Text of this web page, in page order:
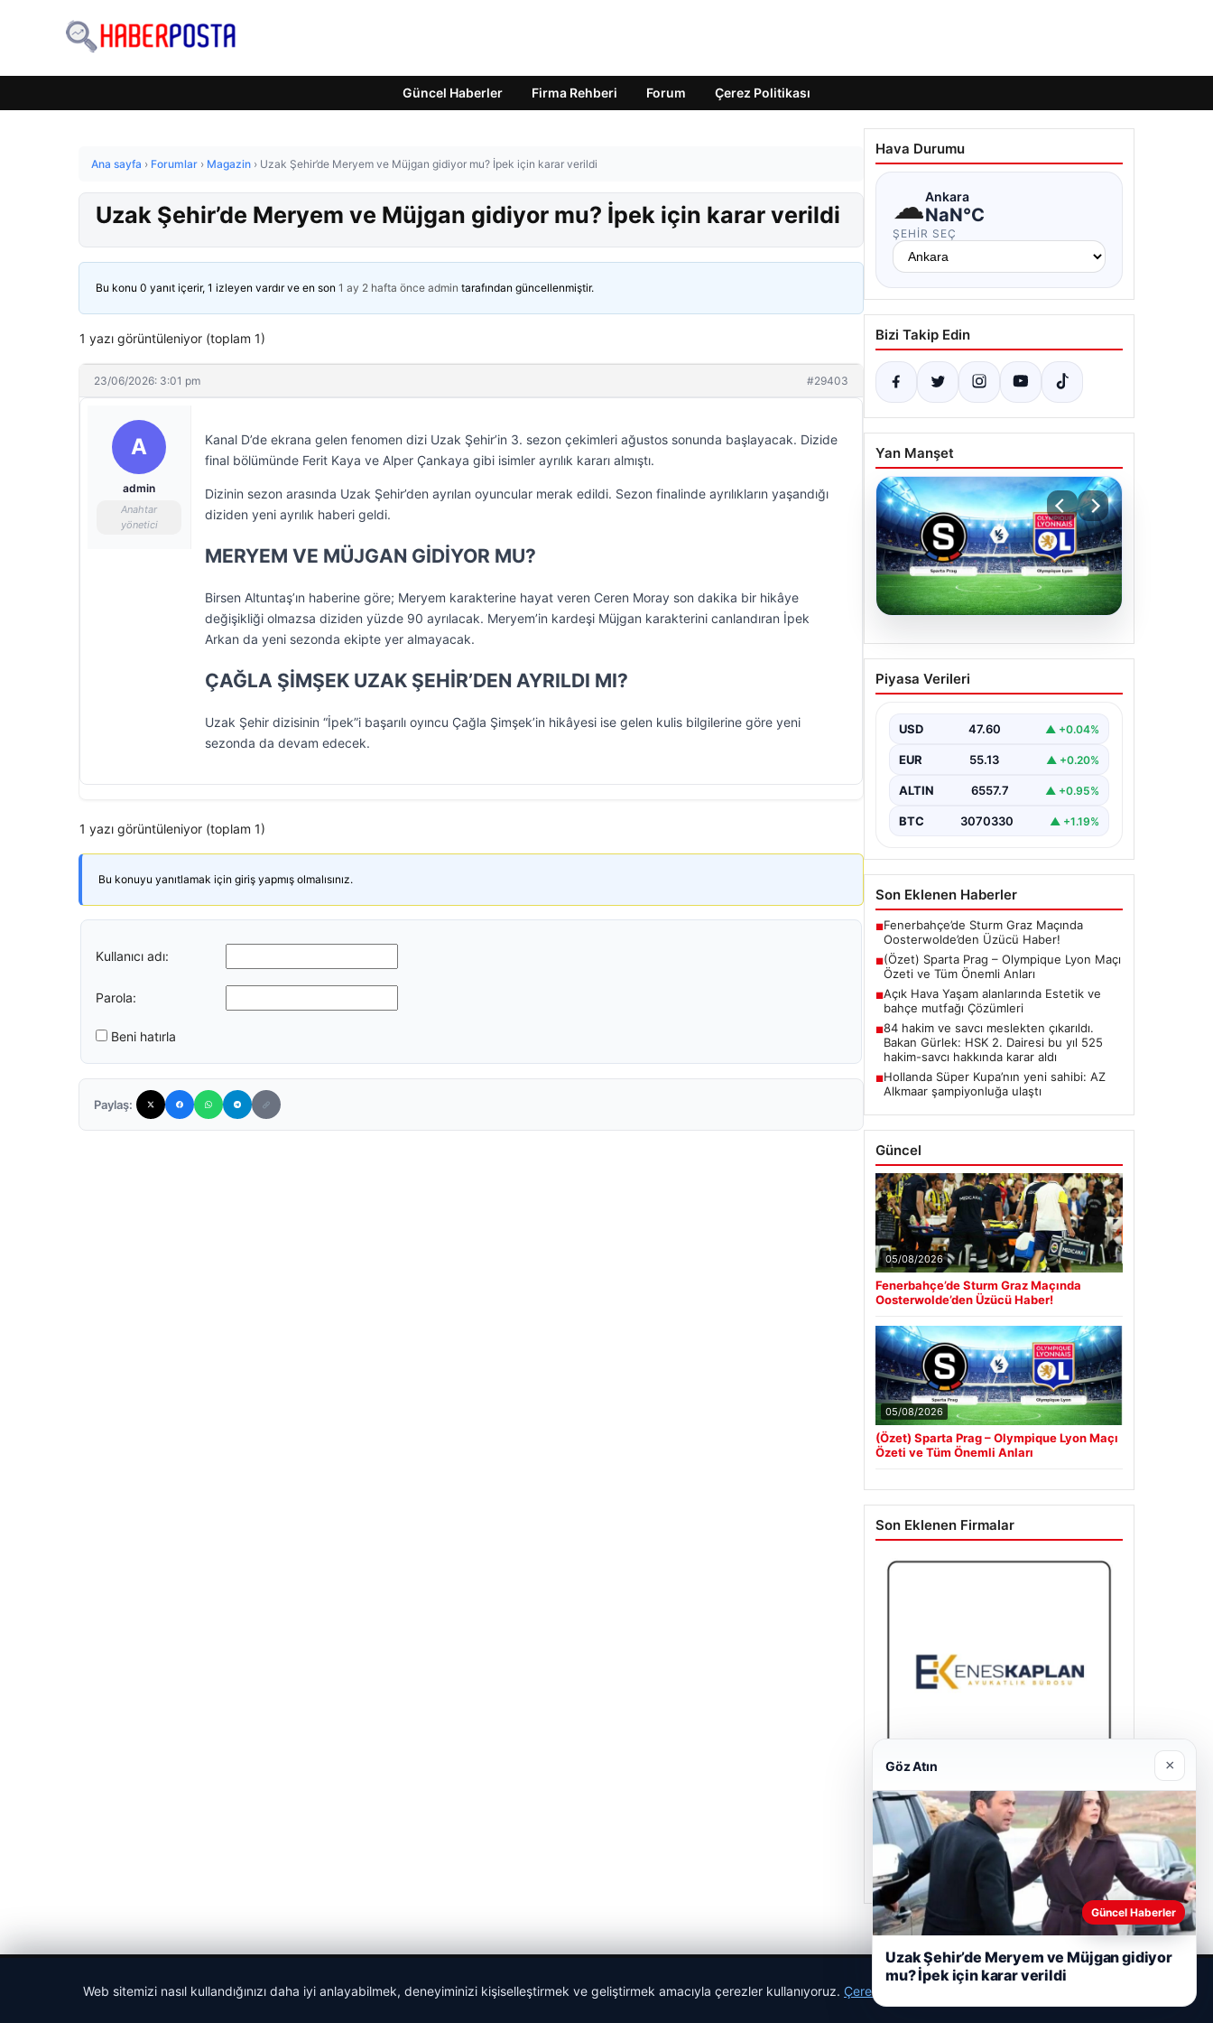
Güncel Haberler Firma Rehberi Forum Çerez Politikası
Ana sayfa › Forumlar › Magazin › Uzak Şehir’de Meryem ve Müjgan gidiyor mu? İpek için karar verildi
Uzak Şehir’de Meryem ve Müjgan gidiyor mu? İpek için karar verildi
Bu konu 0 yanıt içerir, 1 izleyen vardır ve en son 1 ay 2 hafta önce admin tarafından güncellenmiştir.
1 yazı görüntüleniyor (toplam 1)
23/06/2026: 3:01 pm #29403
A
admin
Anahtar
yönetici
Kanal D’de ekrana gelen fenomen dizi Uzak Şehir’in 3. sezon çekimleri ağustos sonunda başlayacak. Dizide
final bölümünde Ferit Kaya ve Alper Çankaya gibi isimler ayrılık kararı almıştı.
Dizinin sezon arasında Uzak Şehir’den ayrılan oyuncular merak edildi. Sezon finalinde ayrılıkların yaşandığı
diziden yeni ayrılık haberi geldi.
MERYEM VE MÜJGAN GİDİYOR MU?
Birsen Altuntaş’ın haberine göre; Meryem karakterine hayat veren Ceren Moray son dakika bir hikâye
değişikliği olmazsa diziden yüzde 90 ayrılacak. Meryem’in kardeşi Müjgan karakterini canlandıran İpek
Arkan da yeni sezonda ekipte yer almayacak.
ÇAĞLA ŞİMŞEK UZAK ŞEHİR’DEN AYRILDI MI?
Uzak Şehir dizisinin “İpek”i başarılı oyıncu Çağla Şimşek’in hikâyesi ise gelen kulis bilgilerine göre yeni
sezonda da devam edecek.
1 yazı görüntüleniyor (toplam 1)
Bu konuyu yanıtlamak için giriş yapmış olmalısınız.
Kullanıcı adı:
Parola:
Beni hatırla
Paylaş:
Hava Durumu
☁Ankara
NaN°C
ŞEHIR SEÇ
Bizi Takip Edin
Yan Manşet
05.08.2026
(Özet) Sparta Prag –
Olympique Lyon Maçı
Anları
Piyasa Verileri
USD 47.60 ▲ +0.04%
EUR 55.13 ▲ +0.20%
ALTIN 6557.7 ▲ +0.95%
BTC 3070330 ▲ +1.19%
Son Eklenen Haberler
■Fenerbahçe’de Sturm Graz Maçında
Oosterwolde’den Üzücü Haber!
■(Özet) Sparta Prag – Olympique Lyon Maçı
Özeti ve Tüm Önemli Anları
■Açık Hava Yaşam alanlarında Estetik ve
bahçe mutfağı Çözümleri
■84 hakim ve savcı meslekten çıkarıldı.
Bakan Gürlek: HSK 2. Dairesi bu yıl 525
hakim-savcı hakkında karar aldı
■Hollanda Süper Kupa’nın yeni sahibi: AZ
Alkmaar şampiyonluğa ulaştı
Güncel
05/08/2026
Fenerbahçe’de Sturm Graz Maçında
Oosterwolde’den Üzücü Haber!
05/08/2026
(Özet) Sparta Prag – Olympique Lyon Maçı
Özeti ve Tüm Önemli Anları
Son Eklenen Firmalar
Enes Kaplan Avukatlık Bürosu
28/04/2026
Web sitemizi nasıl kullandığınızı daha iyi anlayabilmek, deneyiminizi kişiselleştirmek ve geliştirmek amacıyla çerezler kullanıyoruz. Çerez Politikamız
Göz Atın ×
Güncel Haberler
Uzak Şehir’de Meryem ve Müjgan gidiyor
mu? İpek için karar verildi